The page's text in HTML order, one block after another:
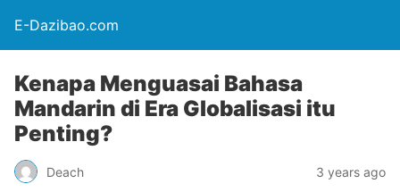
E-Dazibao.com
Kenapa Menguasai Bahasa
Mandarin di Era Globalisasi itu
Penting?
Deach 3 years ago